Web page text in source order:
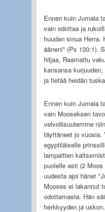
Ennen kuin Jumala
vain odottaa ja
huudan sinua Herra.
ääneni" (Ps 130:1).
hiljaa, Raamattu
kansansa
ja tietää heidän
Ennen kuin Jumala
vain Mooseksen
velvollisuutemme
täyttäneet jo vuosia.
egyptiläiselle
lampaitten
puolelle asti (2
uudesta ajoi hänet
Mooses ei lakannut
odottamasta. Hän
herkkyyden ja uskon.